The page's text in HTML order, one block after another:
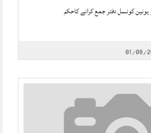
کونسل دفتر جمع کرانے کاحکم
01/08/